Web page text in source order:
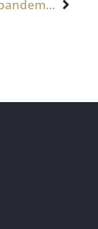
Em plena pandemia, Porto de Santos bate pela 4ª vez consecutiva recorde mensal de movimentação de cargas